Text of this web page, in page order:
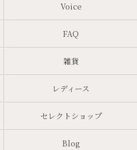
Voice
FAQ
雑貨
レディース
セレクトショップ
Blog